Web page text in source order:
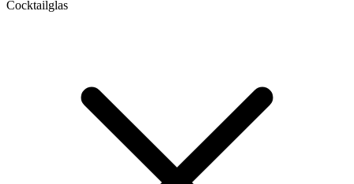
Cocktailglas